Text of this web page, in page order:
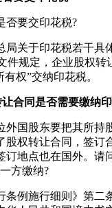
否要交印花税?
局关于印花税若干具
件规定，企业股权转
权”交纳印花税。
合同是否需要缴纳
外国股东要把其所持
股权转让合同，签订
订地点也在国外。请
方缴纳?
条例施行细则》第二